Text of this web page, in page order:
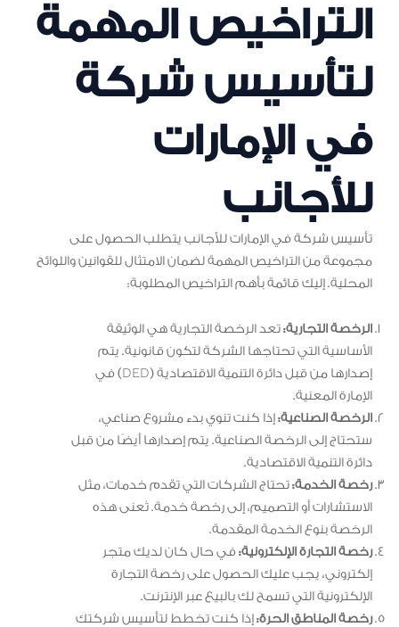
التراخيص المهمة
لتأسيس شركة
في الإمارات
للأجانب
تأسيس شركة في الإمارات للأجانب يتطلب الحصول على
مجموعة من التراخيص المهمة لضمان الامتثال للقوانين واللوائح
المحلية. إليك قائمة بأهم التراخيص المطلوبة:
الرخصة التجارية:تعد الرخصة التجارية هي الوثيقة
الأساسية التي تحتاجها الشركة لتكون قانونية. يتم
إصدارها من قبل دائرة التنمية الاقتصادية (DED) في
الإمارة المعنية.
الرخصة الصناعية:إذا كنت تنوي بدء مشروع صناعي،
ستحتاج إلى الرخصة الصناعية. يتم إصدارها أيضًا من قبل
دائرة التنمية الاقتصادية.
رخصة الخدمة:تحتاج الشركات التي تقدم خدمات، مثل
الاستشارات أو التصميم، إلى رخصة خدمة. تُعنى هذه
الرخصة بنوع الخدمة المقدمة.
رخصة التجارة الإلكترونية:في حال كان لديك متجر
إلكتروني، يجب عليك الحصول على رخصة التجارة
الإلكترونية التي تسمح لك بالبيع عبر الإنترنت.
رخصة المناطق الحرة:إذا كنت تخطط لتأسيس شركتك